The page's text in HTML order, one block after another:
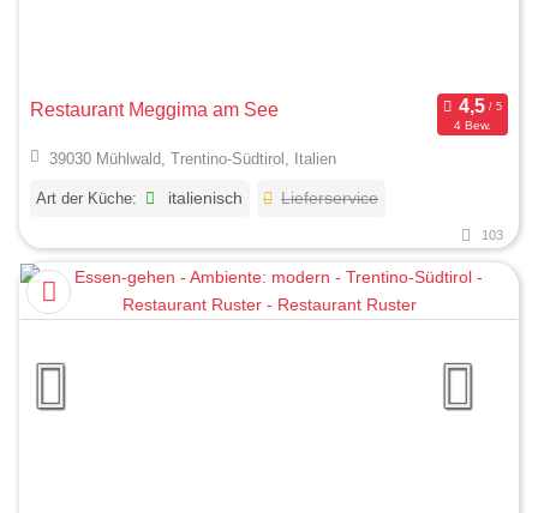
Restaurant Meggima am See
4 Bew.
39030 Mühlwald, Trentino-Südtirol, Italien
Art der Küche: italienisch Lieferservice
103